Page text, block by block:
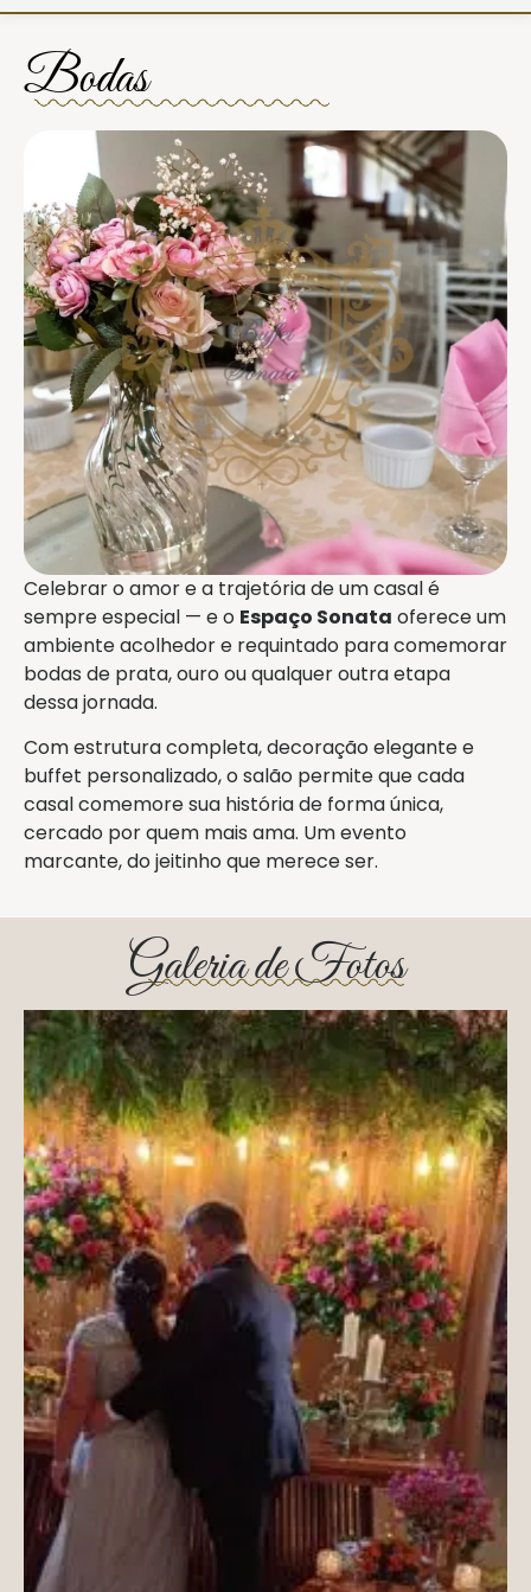
Bodas
Celebrar o amor e a trajetória de um casal é
sempre especial — e o Espaço Sonata oferece um
ambiente acolhedor e requintado para comemorar
bodas de prata, ouro ou qualquer outra etapa
dessa jornada.
Com estrutura completa, decoração elegante e
buffet personalizado, o salão permite que cada
casal comemore sua história de forma única,
cercado por quem mais ama. Um evento
marcante, do jeitinho que merece ser.
Galeria de Fotos